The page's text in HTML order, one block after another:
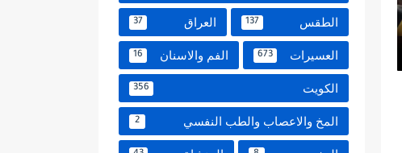
الطقس 137 العراق 37
العسيرات 673 الفم والاسنان 16
الكويت 356
المخ والاعصاب والطب النفسي 2